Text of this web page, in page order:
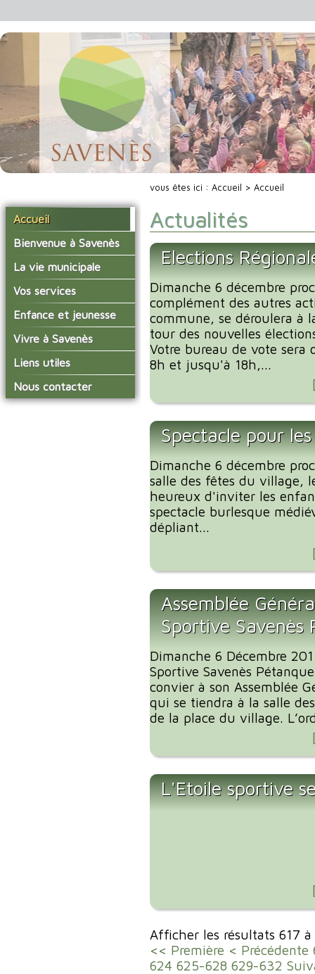
Accueil
Bienvenue à Savenès
Situer Savenès
Savenès en chiffre
L'histoire du village
Actualités de Savenès
sur ladepeche.fr
La vie municipale
Vos élus
Les compte-rendus du
conseil municipal
Les commissions
Les diverses
délégations/syndicats
L'urbanisme
Vos services
La mairie
Le service technique
Les services de l'école
Les installations
municipales
La collecte des ordures
Enfance et jeunesse
L'école primaire
La garderie et la cantine
Le temps périscolaire
La petite enfance
Vivre à Savenès
Agenda Salle des Fetes
Liens utiles
Communauté de
Communes Grand Sud
Tarn et Garonne
Nous contacter
vous êtes ici : Accueil > Accueil
Actualités
Elections
Dimanche 6 décembre
complément des autres
commune, se déroulera à
tour des nouvelles
Votre bureau de vote sera
8h et jusqu'à 18h,...
Spectacle pour
Dimanche 6 décembre
salle des fêtes du village,
heureux d'inviter les
spectacle burlesque
dépliant...
Assemblée
Sportive Savenès
Dimanche 6 Décembre
Sportive Savenès
convier à son Assemblée
qui se tiendra à la salle
de la place du village.
L'Etoile sportive
Afficher les résultats 617
<< Première < Précédente
624 625-628 629-632